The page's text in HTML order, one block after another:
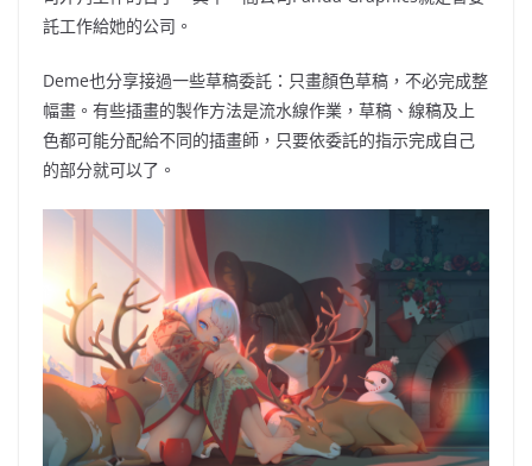
託工作給她的公司。
Deme也分享接過一些草稿委託：只畫顏色草稿，不必完成整
幅畫。有些插畫的製作方法是流水線作業，草稿、線稿及上
色都可能分配給不同的插畫師，只要依委託的指示完成自己
的部分就可以了。